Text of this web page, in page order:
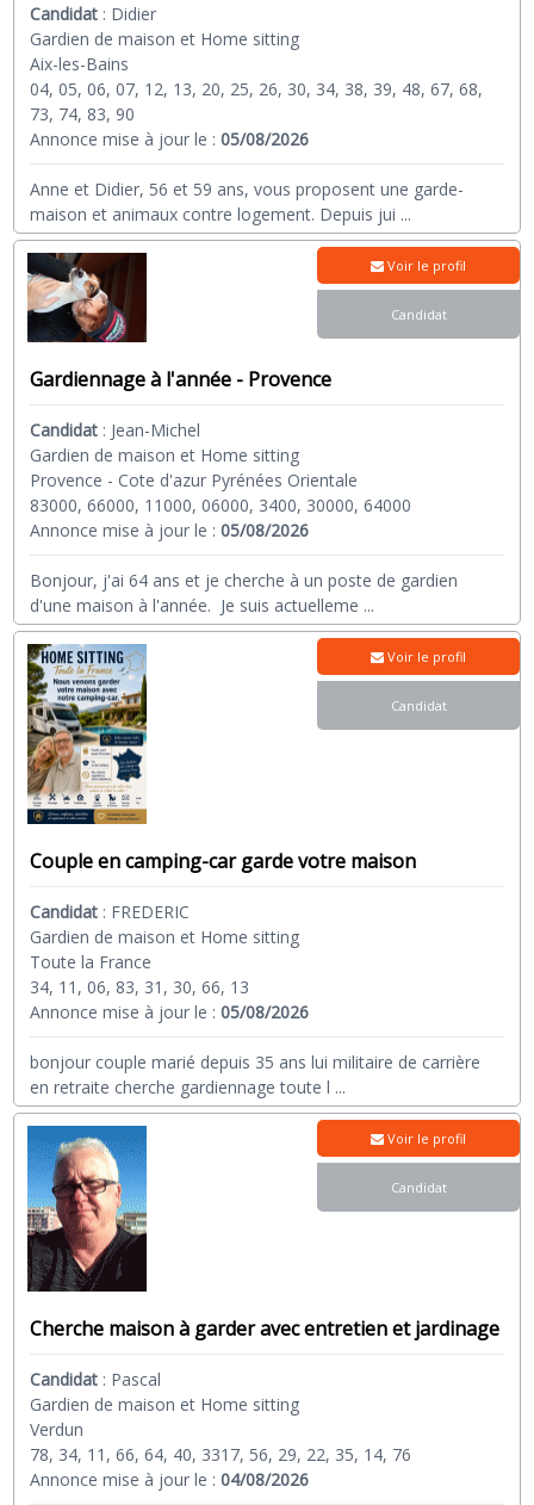
Candidat : Didier
Gardien de maison et Home sitting
Aix-les-Bains
04, 05, 06, 07, 12, 13, 20, 25, 26, 30, 34, 38, 39, 48, 67, 68,
73, 74, 83, 90
Annonce mise à jour le :05/08/2026
Anne et Didier, 56 et 59 ans, vous proposent une garde-
maison et animaux contre logement. Depuis jui ...
Gardiennage à l'année - Provence
Candidat : Jean-Michel
Gardien de maison et Home sitting
Provence - Cote d'azur Pyrénées Orientale
83000, 66000, 11000, 06000, 3400, 30000, 64000
Annonce mise à jour le :05/08/2026
Bonjour, j'ai 64 ans et je cherche à un poste de gardien
d'une maison à l'année. Je suis actuelleme ...
Voir le profil
Candidat
Couple en camping-car garde votre maison
Candidat : FREDERIC
Gardien de maison et Home sitting
Toute la France
34, 11, 06, 83, 31, 30, 66, 13
Annonce mise à jour le :05/08/2026
bonjour couple marié depuis 35 ans lui militaire de carrière
en retraite cherche gardiennage toute l ...
Voir le profil
Candidat
Cherche maison à garder avec entretien et jardinage
Candidat : Pascal
Gardien de maison et Home sitting
Verdun
78, 34, 11, 66, 64, 40, 3317, 56, 29, 22, 35, 14, 76
Annonce mise à jour le :04/08/2026
Voir le profil
Candidat